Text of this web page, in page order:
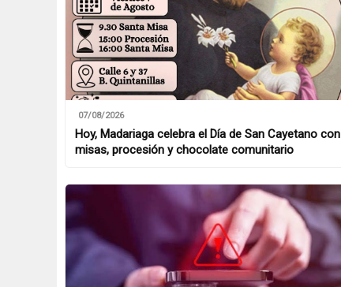
07/08/2026
Hoy, Madariaga celebra el Día de San Cayetano con
misas, procesión y chocolate comunitario